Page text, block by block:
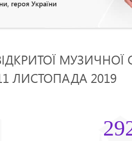
ЛИСТОПАДА 2019